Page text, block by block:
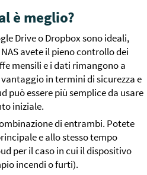
è meglio?
Drive o Dropbox sono ideali,
avete il pieno controllo dei
mensili e i dati rimangono a
in termini di sicurezza e
può essere più semplice da usare
iniziale.
di entrambi. Potete
e allo stesso tempo
per il caso in cui il dispositivo
incendi o furti).